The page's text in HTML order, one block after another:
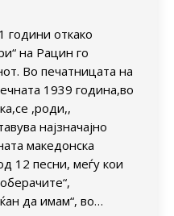
години откако
на Рацин го
Во печатницата на
1939 година,во
,роди,,
најзначајно
македонска
12 песни, меѓу кои
да имам“, во…